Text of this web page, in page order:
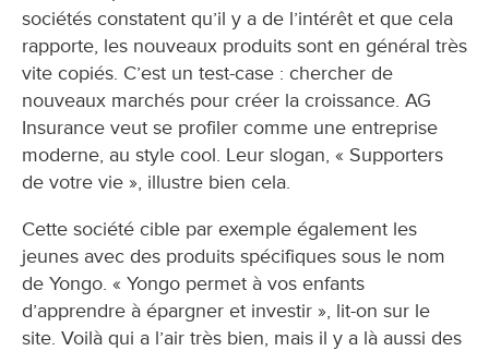
sociétés constatent qu’il y a de l’intérêt et que cela
rapporte, les nouveaux produits sont en général très
vite copiés. C’est un test-case : chercher de
nouveaux marchés pour créer la croissance. AG
Insurance veut se profiler comme une entreprise
moderne, au style cool. Leur slogan, « Supporters
de votre vie », illustre bien cela.
Cette société cible par exemple également les
jeunes avec des produits spécifiques sous le nom
de Yongo. « Yongo permet à vos enfants
d’apprendre à épargner et investir », lit-on sur le
site. Voilà qui a l’air très bien, mais il y a là aussi des